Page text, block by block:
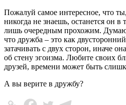
Пожалуй самое интересное, что
никогда не знаешь, останется он
лишь очередным прохожим.
что дружба – это как
затачивать с двух сторон, иначе
об стену эгоизма. Любите своих
друзей, времени может быть
А вы верите в дружбу?